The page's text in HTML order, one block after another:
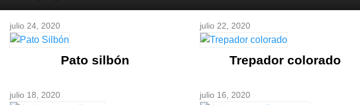
julio 24, 2020
Pato silbón
julio 22, 2020
Trepador colorado
julio 18, 2020 julio 16, 2020